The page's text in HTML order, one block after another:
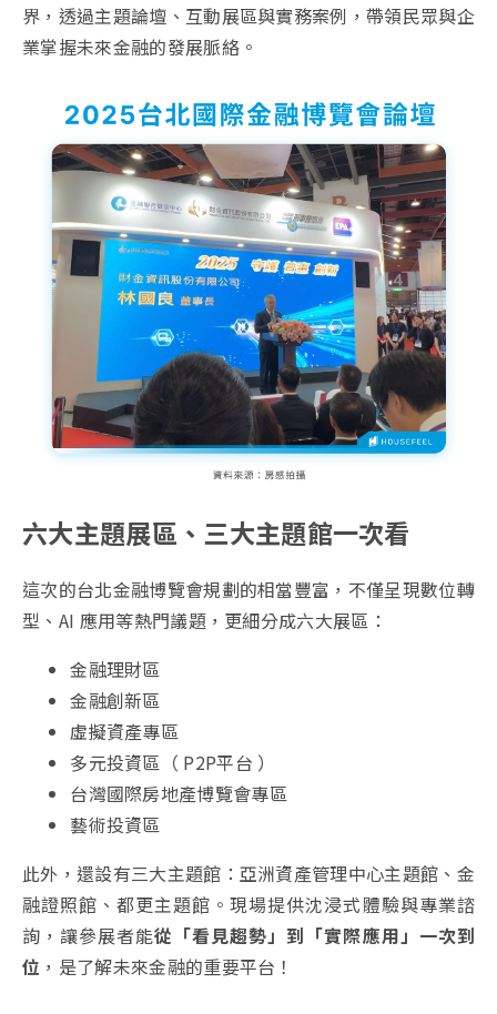
界，透過主題論壇、互動展區與實務案例，帶領民眾與企
業掌握未來金融的發展脈絡。
六大主題展區、三大主題館一次看
這次的台北金融博覽會規劃的相當豐富，不僅呈現數位轉
型、AI 應用等熱門議題，更細分成六大展區：
金融理財區
金融創新區
虛擬資產專區
多元投資區（ P2P平台 ）
台灣國際房地產博覽會專區
藝術投資區
此外，還設有三大主題館：亞洲資產管理中心主題館、金
融證照館、都更主題館。現場提供沈浸式體驗與專業諮
詢，讓參展者能從「看見趨勢」到「實際應用」一次到
位 ，是了解未來金融的重要平台！